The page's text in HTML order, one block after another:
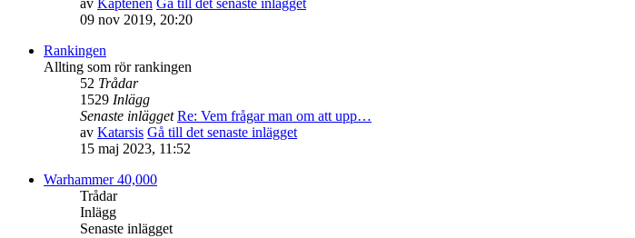
av Kaptenen Gå till det senaste inlägget
09 nov 2019, 20:20
Rankingen
Allting som rör rankingen
52 Trådar
1529 Inlägg
Senaste inlägget Re: Vem frågar man om att upp…
av Katarsis Gå till det senaste inlägget
15 maj 2023, 11:52
Warhammer 40,000
Trådar
Inlägg
Senaste inlägget